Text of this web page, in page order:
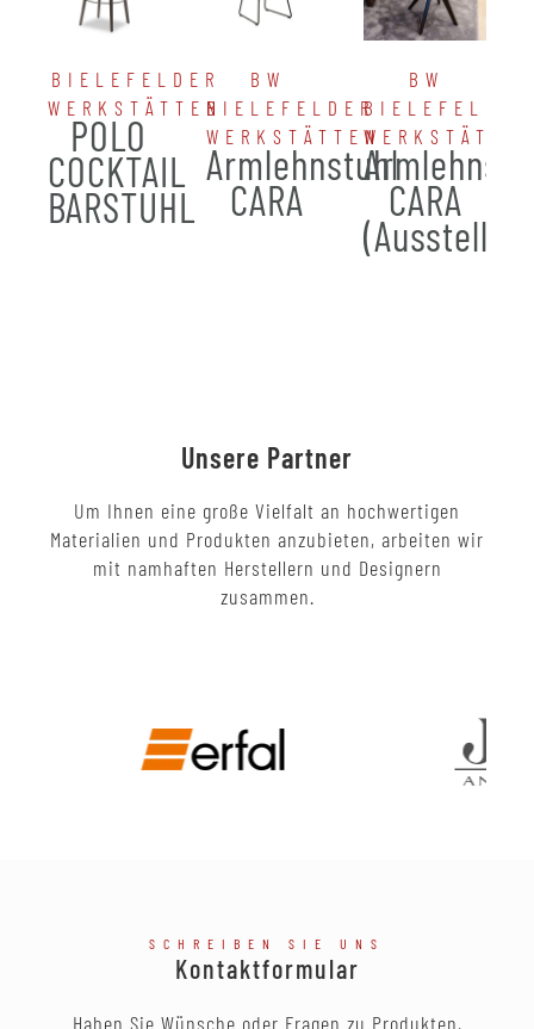
BIELEFELDER
WERKSTÄTTEN
POLO
COCKTAIL
BARSTUHL
BW
BIELEFELDER
WERKSTÄTTEN
Armlehnstuhl
CARA
BW
BIELEFELDER
CARA
Unsere Partner
Um Ihnen eine große Vielfalt an hochwertigen
Materialien und Produkten anzubieten, arbeiten wir
mit namhaften Herstellern und Designern
zusammen.
SCHREIBEN SIE UNS
Kontaktformular
Haben Sie Wünsche oder Fragen zu Produkten,